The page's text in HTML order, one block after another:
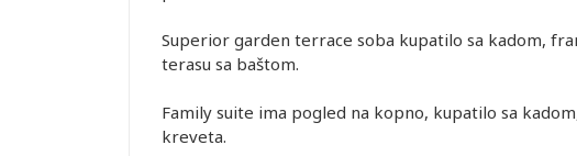
Superior garden terrace soba kupatilo sa kadom,
terasu sa baštom.
Family suite ima pogled na kopno, kupatilo sa
kreveta.